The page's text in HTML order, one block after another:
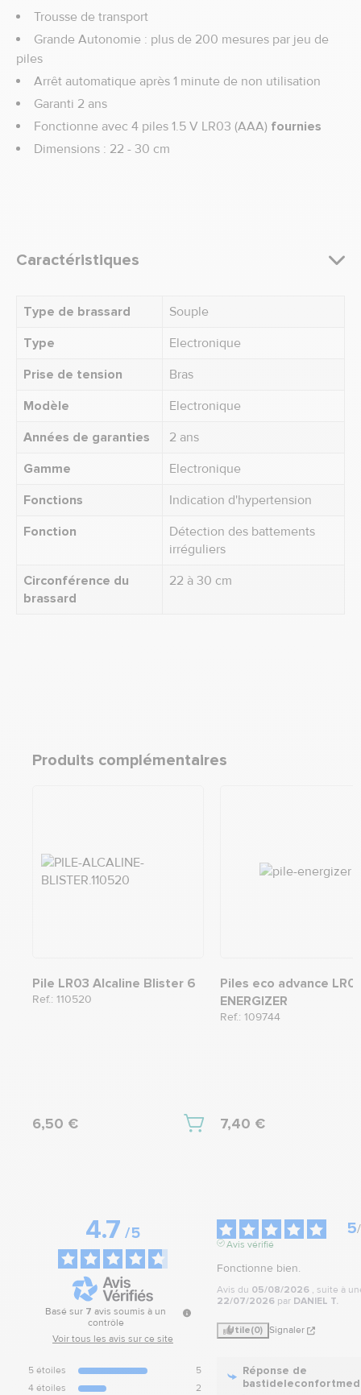
Caractéristiques
Type de brassard
Souple
Type
Electronique
Prise de tension
Bras
Modèle
Electronique
Années de garanties
2 ans
Gamme
Electronique
Fonctions
Indication d'hypertension
Fonction
Détection des battements
irréguliers
Circonférence du
brassard
22 à 30 cm
Trousse de transport
Grande Autonomie : plus de 200 mesures par jeu de
piles
Arrêt automatique après 1 minute de non utilisation
Garanti 2 ans
Fonctionne avec 4 piles 1.5 V LR03 (AAA) fournies
Dimensions : 22 - 30 cm
Produits complémentaires
Pile LR03 Alcaline Blister 6
Ref.: 110520
6,50 €
Piles eco advance
ENERGIZER
Ref.: 109744
7,40 €
4.7/5
Basé sur 7 avis soumis à un
contrôle
Voir tous les avis sur ce site
5 étoiles
5
4 étoiles
2
5/
Avis vérifié
Fonctionne bien.
Avis du 05/08/2026 , suite à
22/07/2026 par DANIEL T.
Utile(0) Signaler
Réponse de